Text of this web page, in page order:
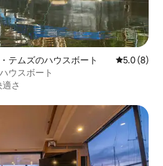
テムズのハウスボート レビュー8
5.0 (8)
ウスボート
さ